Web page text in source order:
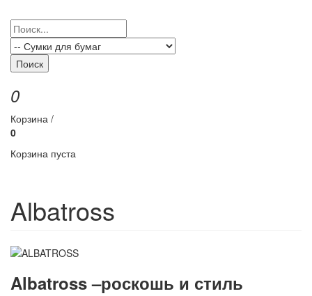
Поиск
0
Корзина /
0
Корзина пуста
Albatross
Albatross –роскошь и стиль